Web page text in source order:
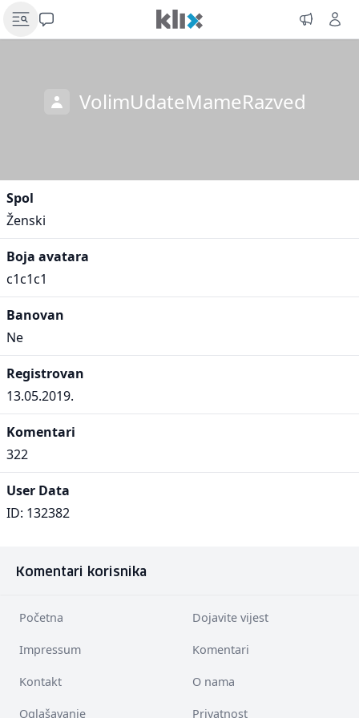
VolimUdateMameRazved
Spol
Ženski
Boja avatara
c1c1c1
Banovan
Ne
Registrovan
13.05.2019.
Komentari
322
User Data
ID: 132382
Komentari korisnika
Početna Dojavite vijest
Impressum Komentari
Kontakt O nama
Oglašavanje Privatnost